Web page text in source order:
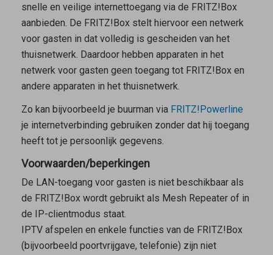
snelle en veilige internettoegang via de FRITZ!Box
aanbieden. De FRITZ!Box stelt hiervoor een netwerk
voor gasten in dat volledig is gescheiden van het
thuisnetwerk. Daardoor hebben apparaten in het
netwerk voor gasten geen toegang tot FRITZ!Box en
andere apparaten in het thuisnetwerk.
Zo kan bijvoorbeeld je buurman via FRITZ!Powerline
je internetverbinding gebruiken zonder dat hij toegang
heeft tot je persoonlijk gegevens.
Voorwaarden/beperkingen
De LAN-toegang voor gasten is niet beschikbaar als
de FRITZ!Box wordt gebruikt als Mesh Repeaterof in
de IP-clientmodus staat.
IPTV afspelen en enkele functies van de FRITZ!Box
(bijvoorbeeld poortvrijgave, telefonie) zijn niet